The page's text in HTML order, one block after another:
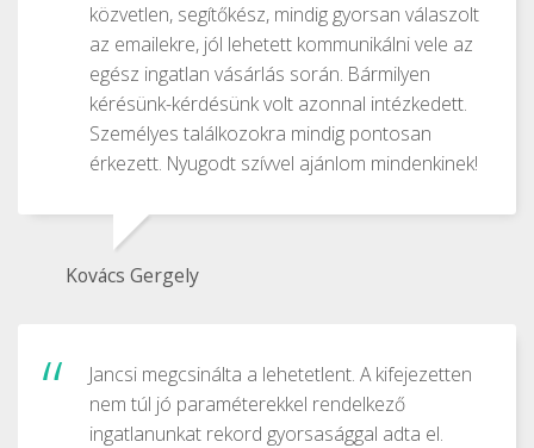
közvetlen, segítőkész, mindig gyorsan válaszolt
az emailekre, jól lehetett kommunikálni vele az
egész ingatlan vásárlás során. Bármilyen
kérésünk-kérdésünk volt azonnal intézkedett.
Személyes találkozokra mindig pontosan
érkezett. Nyugodt szívvel ajánlom mindenkinek!
Kovács Gergely
Jancsi megcsinálta a lehetetlent. A kifejezetten
nem túl jó paraméterekkel rendelkező
ingatlanunkat rekord gyorsasággal adta el.